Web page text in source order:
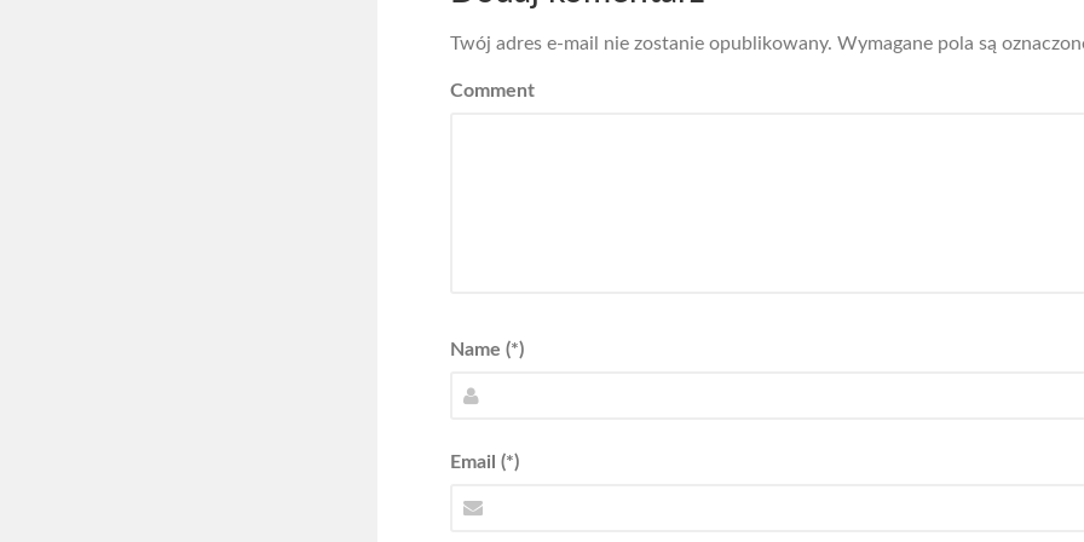
Twój adres e-mail nie zostanie opublikowany. Wymagane pola są
Comment
Name (*)
Email (*)